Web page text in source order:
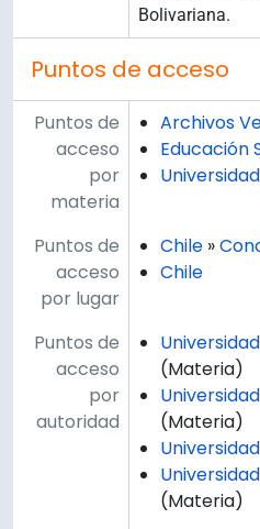
Bolivariana.
Puntos de acceso
Puntos de
acceso
por
materia
Archivos
Educación
Puntos de
acceso
por lugar
Chile »
Chile
Puntos de
acceso
por
autoridad
(Materia)
(Materia)
(Materia)